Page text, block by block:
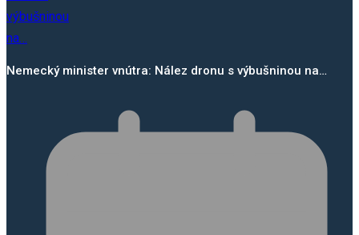
Nemecký minister vnútra: Nález dronu s výbušninou na…